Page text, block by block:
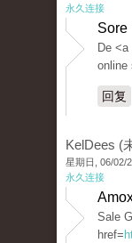
永久连接
Sore
De <a
online
回复
KelDees (
星期日, 06/02/
永久连接
Sale
href=